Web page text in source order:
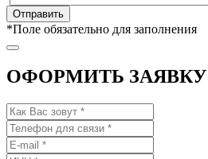
*Поле обязательно для заполнения
ОФОРМИТЬ ЗАЯВКУ